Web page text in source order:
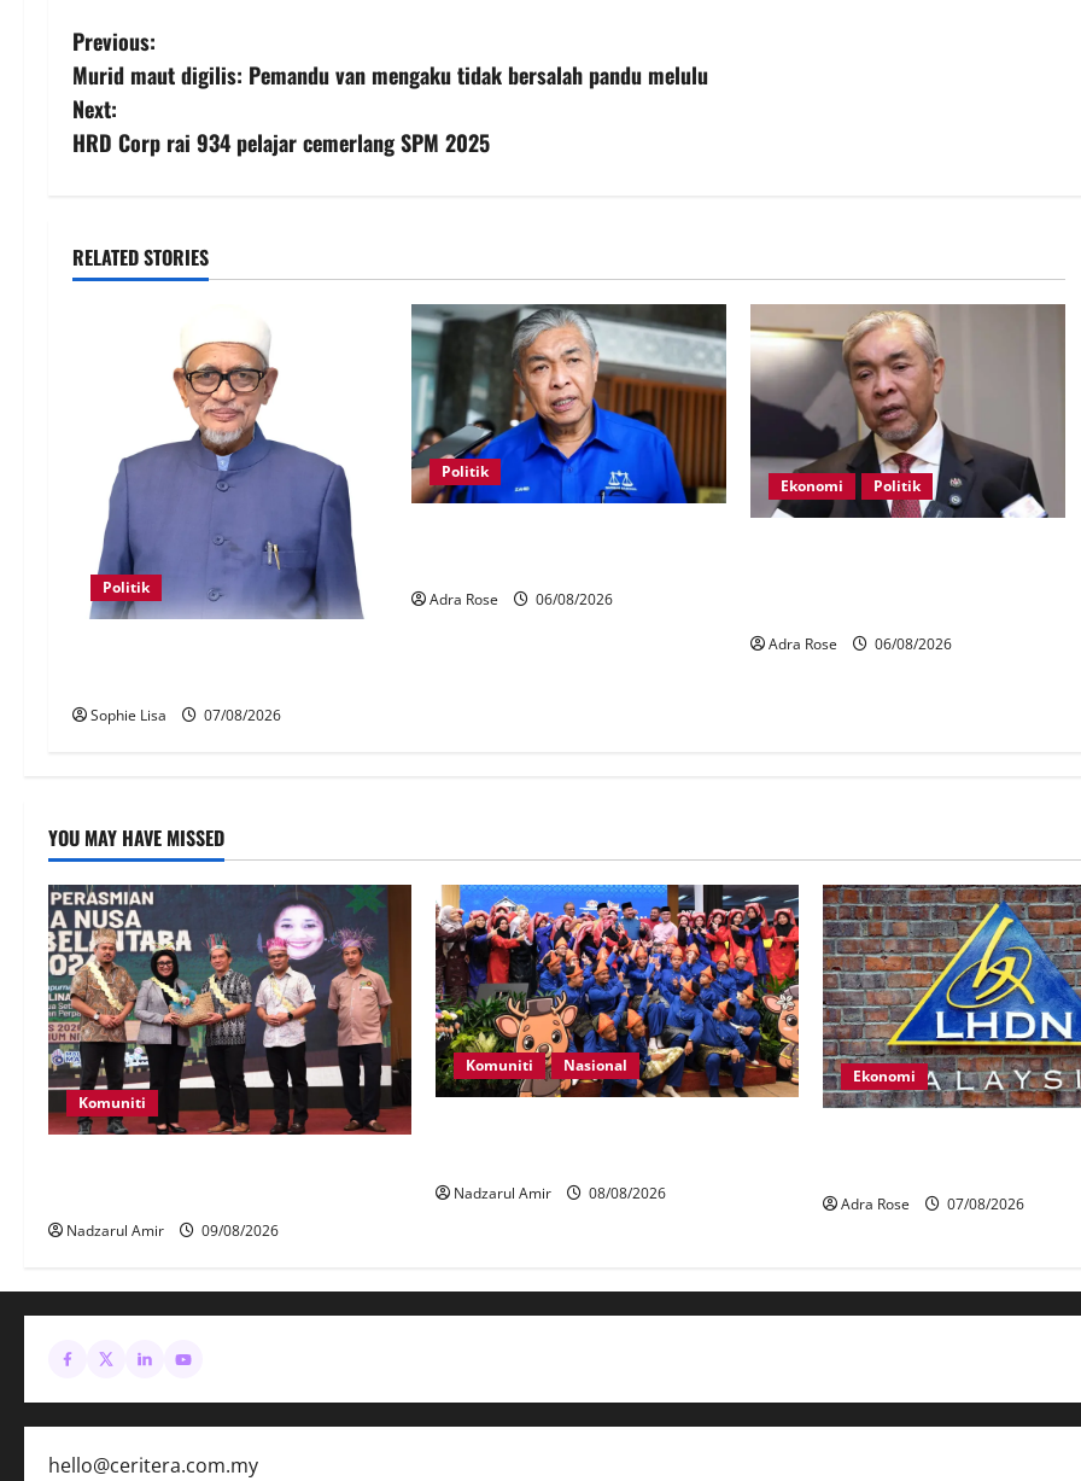
Previous:
Murid maut digilis: Pemandu van mengaku tidak bersalah pandu melulu
Next:
HRD Corp rai 934 pelajar cemerlang SPM 2025
RELATED STORIES
Politik
Sophie Lisa 07/08/2026
Politik
Adra Rose 06/08/2026
Ekonomi Politik
Adra Rose 06/08/2026
YOU MAY HAVE MISSED
Komuniti
Nadzarul Amir 09/08/2026
Komuniti Nasional
Nadzarul Amir 08/08/2026
Ekonomi
Adra Rose 07/08/2026
hello@ceritera.com.my